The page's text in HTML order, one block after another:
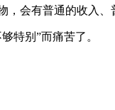
会有普通的收入、
特别”而痛苦了。